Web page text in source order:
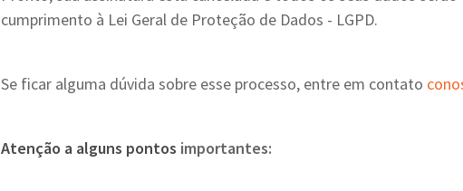
cumprimento à Lei Geral de Proteção de Dados - LGPD.
Se ficar alguma dúvida sobre esse processo, entre em contato
Atenção a alguns pontos importantes: